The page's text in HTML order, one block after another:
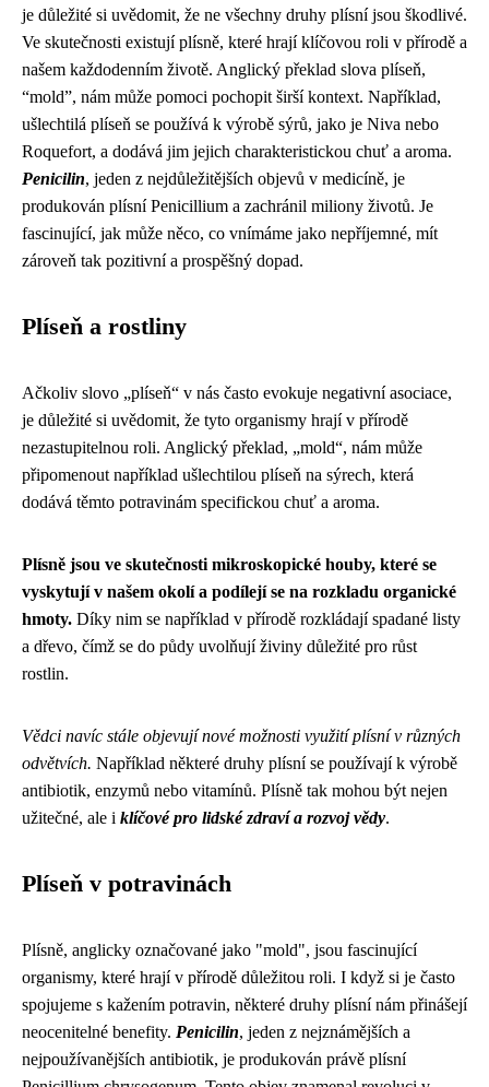
je důležité si uvědomit, že ne všechny druhy plísní jsou škodlivé.
Ve skutečnosti existují plísně, které hrají klíčovou roli v přírodě a
našem každodenním životě. Anglický překlad slova plíseň,
“mold”, nám může pomoci pochopit širší kontext. Například,
ušlechtilá plíseň se používá k výrobě sýrů, jako je Niva nebo
Roquefort, a dodává jim jejich charakteristickou chuť a aroma.
Penicilin, jeden z nejdůležitějších objevů v medicíně, je
produkován plísní Penicillium a zachránil miliony životů. Je
fascinující, jak může něco, co vnímáme jako nepříjemné, mít
zároveň tak pozitivní a prospěšný dopad.
Plíseň a rostliny
Ačkoliv slovo „plíseň“ v nás často evokuje negativní asociace,
je důležité si uvědomit, že tyto organismy hrají v přírodě
nezastupitelnou roli. Anglický překlad, „mold“, nám může
připomenout například ušlechtilou plíseň na sýrech, která
dodává těmto potravinám specifickou chuť a aroma.
Plísně jsou ve skutečnosti mikroskopické houby, které se
vyskytují v našem okolí a podílejí se na rozkladu organické
hmoty. Díky nim se například v přírodě rozkládají spadané listy
a dřevo, čímž se do půdy uvolňují živiny důležité pro růst
rostlin.
Vědci navíc stále objevují nové možnosti využití plísní v různých
odvětvích. Například některé druhy plísní se používají k výrobě
antibiotik, enzymů nebo vitamínů. Plísně tak mohou být nejen
užitečné, ale i klíčové pro lidské zdraví a rozvoj vědy.
Plíseň v potravinách
Plísně, anglicky označované jako "mold", jsou fascinující
organismy, které hrají v přírodě důležitou roli. I když si je často
spojujeme s kažením potravin, některé druhy plísní nám přinášejí
neocenitelné benefity. Penicilin, jeden z nejznámějších a
nejpoužívanějších antibiotik, je produkován právě plísní